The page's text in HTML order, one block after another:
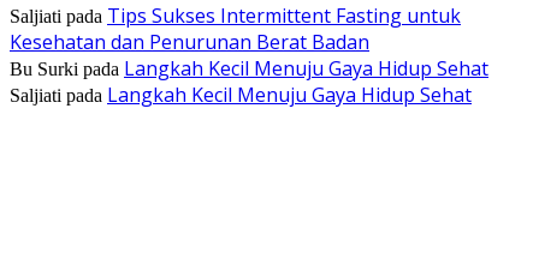
Saljiati pada Tips Sukses Intermittent Fasting untuk
Kesehatan dan Penurunan Berat Badan
Bu Surki pada Langkah Kecil Menuju Gaya Hidup Sehat
Saljiati pada Langkah Kecil Menuju Gaya Hidup Sehat